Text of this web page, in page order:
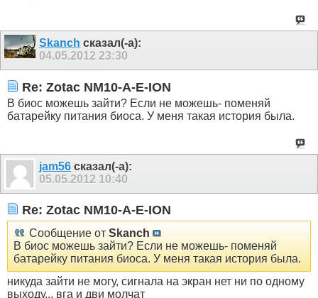
Skanch сказал(-а):
04.05.2012 23:30
Re: Zotac NM10-A-E-ION
В биос можешь зайти? Если не можешь- поменяй
батарейку питания биоса. У меня такая история была.
jam56 сказал(-а):
05.05.2012 10:40
Re: Zotac NM10-A-E-ION
Сообщение от Skanch
В биос можешь зайти? Если не можешь- поменяй
батарейку питания биоса. У меня такая история была.
никуда зайти не могу, сигнала на экран нет ни по одному
выходу... вга и дви молчат